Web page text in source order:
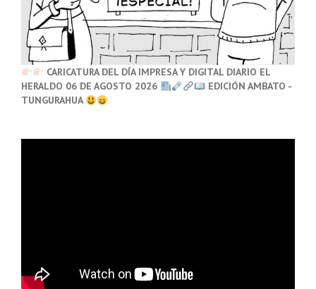
CARICATURA DEL DÍA IMPRESA Y DIGITAL DIARIO EL
HERALDO 06 DE AGOSTO 2026
EDICIÓN AMBATO -
TUNGURAHUA